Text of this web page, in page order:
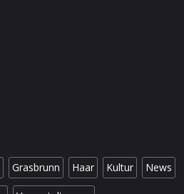
Grasbrunn Haar Kultur News